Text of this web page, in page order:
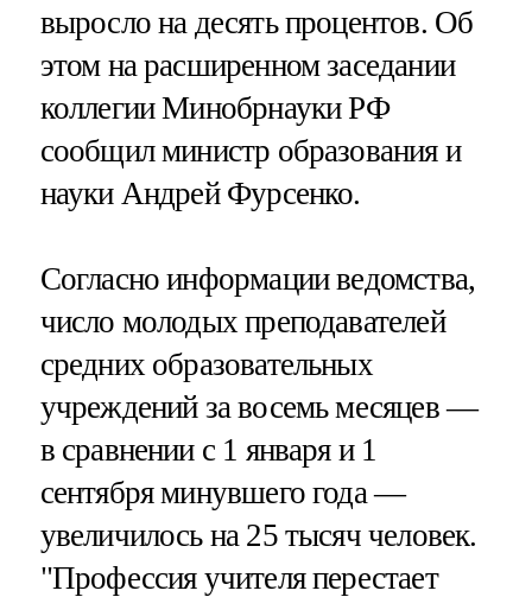
выросло на десять процентов. Об
этом на расширенном заседании
коллегии Минобрнауки РФ
сообщил министр образования и
науки Андрей Фурсенко.
Согласно информации ведомства,
число молодых преподавателей
средних образовательных
учреждений за восемь месяцев —
в сравнении с 1 января и 1
сентября минувшего года —
увеличилось на 25 тысяч человек.
"Профессия учителя перестает